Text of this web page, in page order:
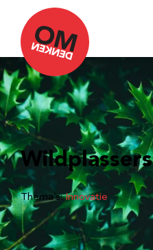
Wildplassers
Thema’s:Innovatie